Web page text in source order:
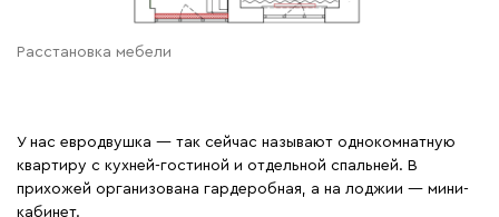
Расстановка мебели
У нас евродвушка — так сейчас называют однокомнатную
квартиру с кухней-гостиной и отдельной спальней. В
прихожей организована гардеробная, а на лоджии — мини-
кабинет.